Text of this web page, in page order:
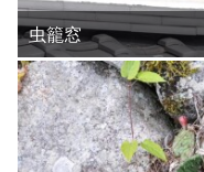
虫籠窓